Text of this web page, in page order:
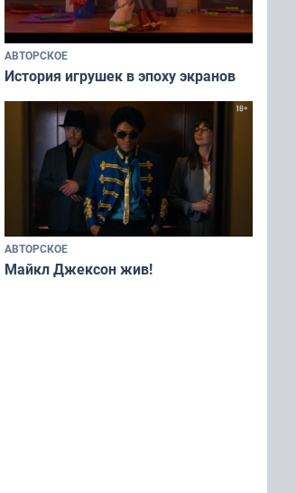
АВТОРСКОЕ
История игрушек в эпоху экранов
АВТОРСКОЕ
Майкл Джексон жив!